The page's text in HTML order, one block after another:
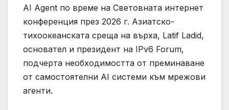
AI Agent по време на Световната интернет
конференция през 2026 г. Азиатско-
тихоокеанската среща на върха, Latif Ladid,
основател и президент на IPv6 Forum,
подчерта необходимостта от преминаване
от самостоятелни AI системи към мрежови
агенти.